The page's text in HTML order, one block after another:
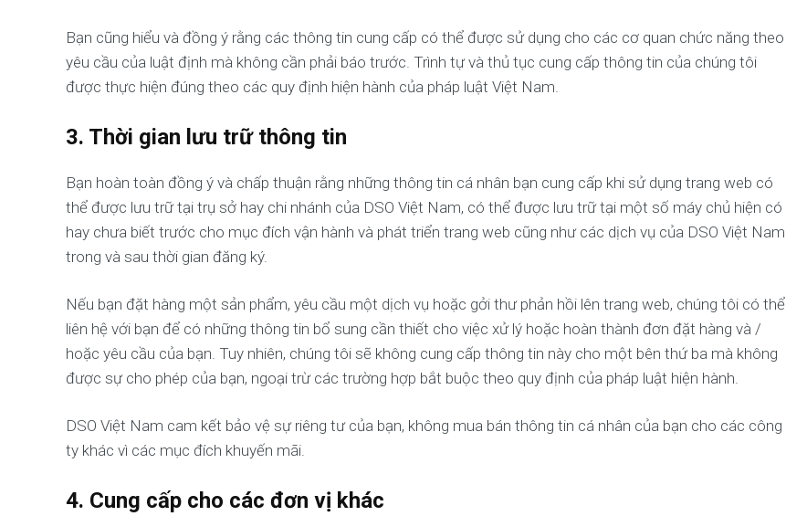
Bạn cũng hiểu và đồng ý rằng các thông tin cung cấp có thể được sử dụng cho các cơ quan chức năng theo
yêu cầu của luật định mà không cần phải báo trước. Trình tự và thủ tục cung cấp thông tin của chúng tôi
được thực hiện đúng theo các quy định hiện hành của pháp luật Việt Nam.
3. Thời gian lưu trữ thông tin
Bạn hoàn toàn đồng ý và chấp thuận rằng những thông tin cá nhân bạn cung cấp khi sử dụng trang web có
thể được lưu trữ tại trụ sở hay chi nhánh của DSO Việt Nam, có thể được lưu trữ tại một số máy chủ hiện có
hay chưa biết trước cho mục đích vận hành và phát triển trang web cũng như các dịch vụ của DSO Việt Nam
trong và sau thời gian đăng ký.
Nếu bạn đặt hàng một sản phẩm, yêu cầu một dịch vụ hoặc gởi thư phản hồi lên trang web, chúng tôi có thể
liên hệ với bạn để có những thông tin bổ sung cần thiết cho việc xử lý hoặc hoàn thành đơn đặt hàng và /
hoặc yêu cầu của bạn. Tuy nhiên, chúng tôi sẽ không cung cấp thông tin này cho một bên thứ ba mà không
được sự cho phép của bạn, ngoại trừ các trường hợp bắt buộc theo quy định của pháp luật hiện hành.
DSO Việt Nam cam kết bảo vệ sự riêng tư của bạn, không mua bán thông tin cá nhân của bạn cho các công
ty khác vì các mục đích khuyến mãi.
4. Cung cấp cho các đơn vị khác